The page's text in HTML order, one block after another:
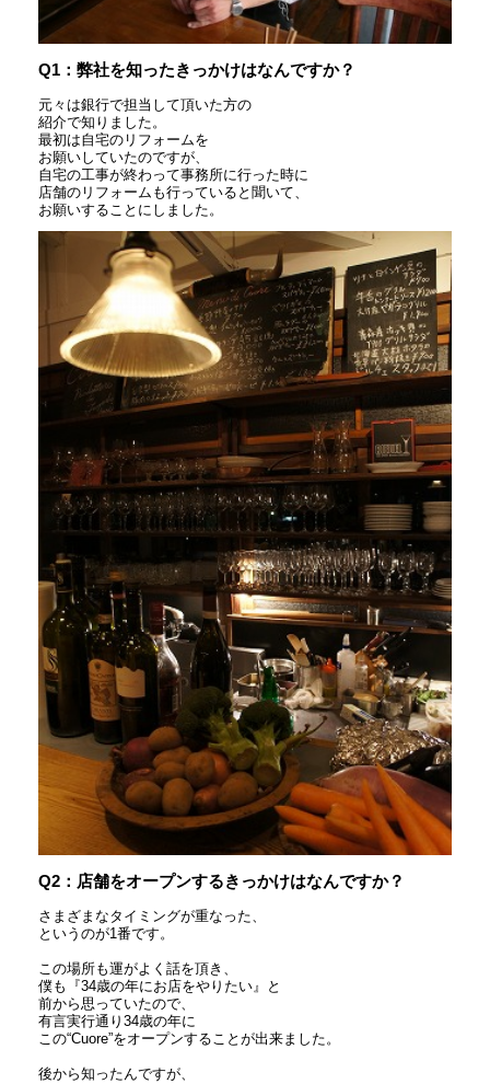
Q1：弊社を知ったきっかけはなんですか？
元々は銀行で担当して頂いた方の
紹介で知りました。
最初は自宅のリフォームを
お願いしていたのですが、
自宅の工事が終わって事務所に行った時に
店舗のリフォームも行っていると聞いて、
お願いすることにしました。
Q2：店舗をオープンするきっかけはなんですか？
さまざまなタイミングが重なった、
というのが1番です。
この場所も運がよく話を頂き、
僕も『34歳の年にお店をやりたい』と
前から思っていたので、
有言実行通り34歳の年に
この“Cuore”をオープンすることが出来ました。
後から知ったんですが、